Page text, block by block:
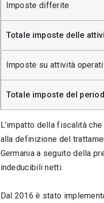
Imposte differite
Totale imposte delle
Imposte su attività
Totale imposte del
L’impatto della fiscalità
alla definizione del
Germania a seguito della
indeducibili netti.
Dal 2016 è stato